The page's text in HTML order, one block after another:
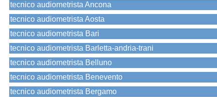
tecnico audiometrista Ancona
tecnico audiometrista Aosta
tecnico audiometrista Bari
tecnico audiometrista Barletta-andria-trani
tecnico audiometrista Belluno
tecnico audiometrista Benevento
tecnico audiometrista Bergamo